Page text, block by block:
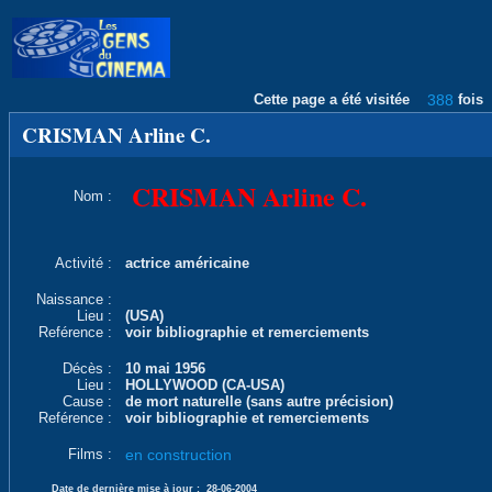
Cette page a été visitée 388 fois
CRISMAN Arline C.
Nom : CRISMAN Arline C.
Activité : actrice américaine
Naissance :
Lieu :
(USA)
Reférence :
voir bibliographie et remerciements
Décès :
10 mai 1956
Lieu :
HOLLYWOOD (CA-USA)
Cause :
de mort naturelle (sans autre précision)
Reférence :
voir bibliographie et remerciements
Films : en construction
Date de dernière mise à jour : 28-06-2004